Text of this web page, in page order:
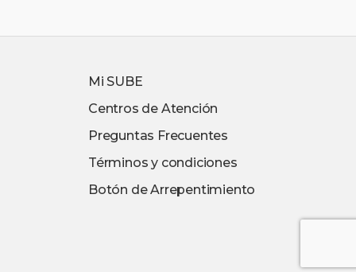
Mi SUBE
Centros de Atención
Preguntas Frecuentes
Términos y condiciones
Botón de Arrepentimiento